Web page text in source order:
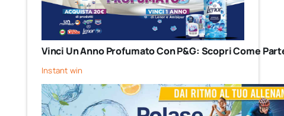
Vinci Un Anno Profumato Con P&G: Scopri Come
Instant win